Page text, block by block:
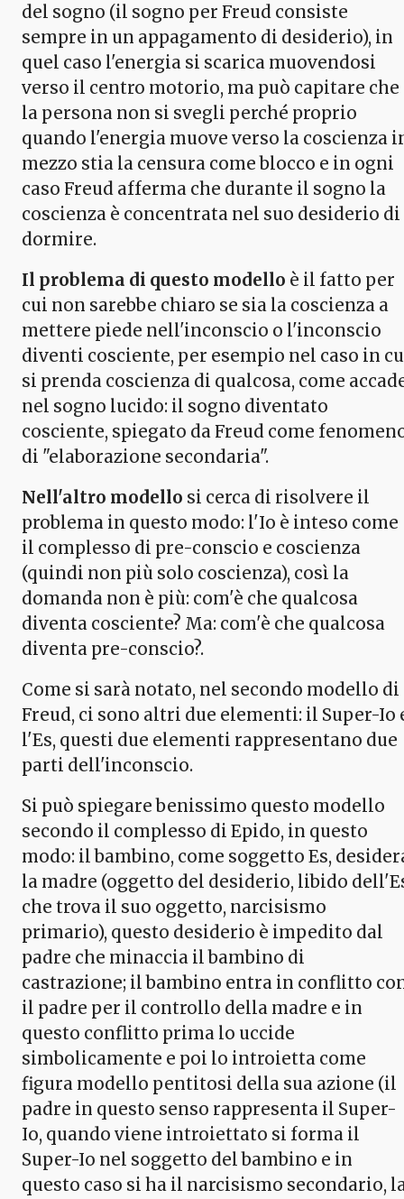
del sogno (il sogno per Freud consiste
sempre in un appagamento di desiderio), in
quel caso l'energia si scarica muovendosi
verso il centro motorio, ma può capitare che
la persona non si svegli perché proprio
quando l'energia muove verso la coscienza
mezzo stia la censura come blocco e in ogni
caso Freud afferma che durante il sogno la
coscienza è concentrata nel suo desiderio di
dormire.
Il problema di questo modello è il fatto per
cui non sarebbe chiaro se sia la coscienza a
mettere piede nell'inconscio o l'inconscio
diventi cosciente, per esempio nel caso in
si prenda coscienza di qualcosa, come
nel sogno lucido: il sogno diventato
cosciente, spiegato da Freud come
di "elaborazione secondaria".
Nell'altro modello si cerca di risolvere il
problema in questo modo: l'Io è inteso come
il complesso di pre-conscio e coscienza
(quindi non più solo coscienza), così la
domanda non è più: com'è che qualcosa
diventa cosciente? Ma: com'è che qualcosa
diventa pre-conscio?.
Come si sarà notato, nel secondo modello di
Freud, ci sono altri due elementi: il Super-Io
l'Es, questi due elementi rappresentano due
parti dell'inconscio.
Si può spiegare benissimo questo modello
secondo il complesso di Epido, in questo
modo: il bambino, come soggetto Es,
la madre (oggetto del desiderio, libido
che trova il suo oggetto, narcisismo
primario), questo desiderio è impedito dal
padre che minaccia il bambino di
castrazione; il bambino entra in conflitto
il padre per il controllo della madre e in
questo conflitto prima lo uccide
simbolicamente e poi lo introietta come
figura modello pentitosi della sua azione (il
padre in questo senso rappresenta il Super-
Io, quando viene introiettato si forma il
Super-Io nel soggetto del bambino e in
questo caso si ha il narcisismo secondario,